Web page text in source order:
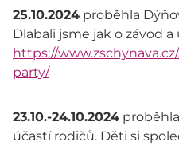
25.10.2024 proběhla
Dlabali jsme jak o závod
https://
party/
23.10.-24.10.2024
účastí rodičů. Děti si